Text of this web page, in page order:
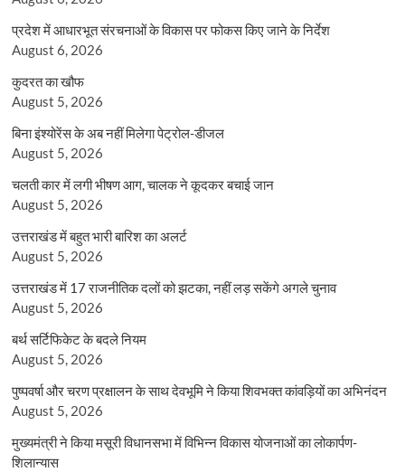
प्रदेश में आधारभूत संरचनाओं के विकास पर फोकस किए जाने के निर्देश
August 6, 2026
कुदरत का खौफ
August 5, 2026
बिना इंश्योरेंस के अब नहीं मिलेगा पेट्रोल-डीजल
August 5, 2026
चलती कार में लगी भीषण आग, चालक ने कूदकर बचाई जान
August 5, 2026
उत्तराखंड में बहुत भारी बारिश का अलर्ट
August 5, 2026
उत्तराखंड में 17 राजनीतिक दलों को झटका, नहीं लड़ सकेंगे अगले चुनाव
August 5, 2026
बर्थ सर्टिफिकेट के बदले नियम
August 5, 2026
पुष्पवर्षा और चरण प्रक्षालन के साथ देवभूमि ने किया शिवभक्त कांवड़ियों का अभिनंदन
August 5, 2026
मुख्यमंत्री ने किया मसूरी विधानसभा में विभिन्न विकास योजनाओं का लोकार्पण-
शिलान्यास